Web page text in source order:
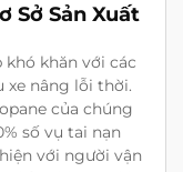
Sở Sản Xuất
khó khăn với các
xe nâng lỗi thời.
của chúng
số vụ tai nạn
với người vận